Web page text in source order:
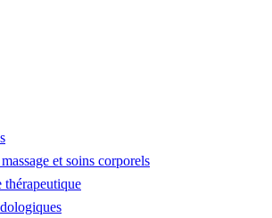
et soins corporels
thérapeutique